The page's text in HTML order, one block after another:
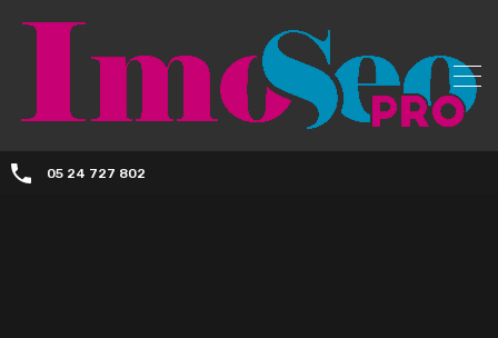
05 24 727 802